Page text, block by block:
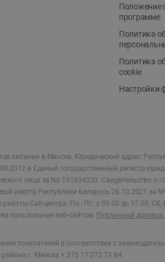
Положение
программе
Политика
Политика
cookie
Настройки
питания в Минске. Юридический адрес:
в Единый государственный регистр
лица за No 191634233. Свидетельство о
реестр Республики Беларусь 26.10.2021 за
работы Call-центра: Пн.- Пт. с 09.00 до 17.00, СБ,
пользования веб-сайтом. Публичный договор.
покупателей в соответствии с
г. Минска + 375 17 272 73 84 .